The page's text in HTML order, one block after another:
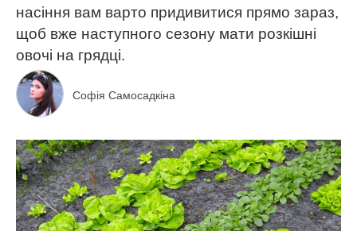
насіння вам варто придивитися прямо зараз,
щоб вже наступного сезону мати розкішні
овочі на грядці.
Софія Самосадкіна